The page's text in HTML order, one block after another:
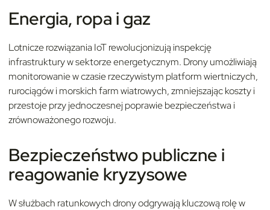
Energia, ropa i gaz
Lotnicze rozwiązania IoT rewolucjonizują inspekcję
infrastruktury w sektorze energetycznym. Drony umożliwiają
monitorowanie w czasie rzeczywistym platform wiertniczych,
rurociągów i morskich farm wiatrowych, zmniejszając koszty i
przestoje przy jednoczesnej poprawie bezpieczeństwa i
zrównoważonego rozwoju.
Bezpieczeństwo publiczne i
reagowanie kryzysowe
W służbach ratunkowych drony odgrywają kluczową rolę w